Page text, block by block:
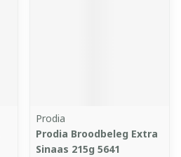
Prodia
Prodia Broodbeleg Extra
Sinaas 215g 5641